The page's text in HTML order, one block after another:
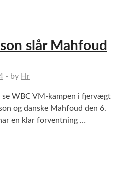
slår Mahfoud
- by Hr
se WBC VM-kampen i fjervægt
og danske Mahfoud den 6.
en klar forventning …